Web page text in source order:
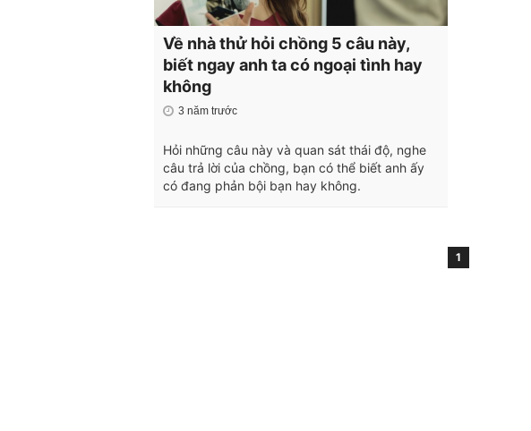
Về nhà thử hỏi chồng 5 câu này,
biết ngay anh ta có ngoại tình hay
không
3 năm trước
Hỏi những câu này và quan sát thái độ, nghe
câu trả lời của chồng, bạn có thể biết anh ấy
có đang phản bội bạn hay không.
1